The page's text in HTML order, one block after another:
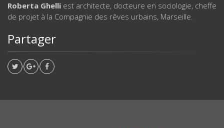
Roberta Ghelli est architecte, docteure en sociologie, cheffe
de projet à la Compagnie des rêves urbains, Marseille.
Partager